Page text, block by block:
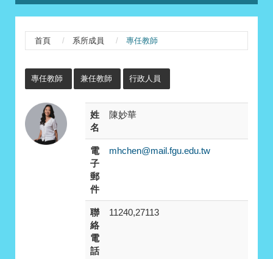
首頁 系所成員 專任教師
專任教師 兼任教師 行政人員
姓
名
陳妙華
電
子
郵
件
mhchen@mail.fgu.edu.tw
聯
絡
電
話
11240,27113